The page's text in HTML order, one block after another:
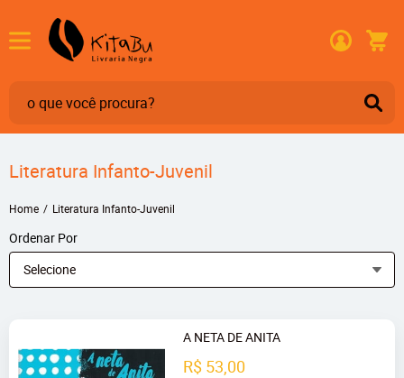
Literatura Infanto-Juvenil
Home Literatura Infanto-Juvenil
Ordenar Por
Selecione
A NETA DE ANITA
R$ 53,00